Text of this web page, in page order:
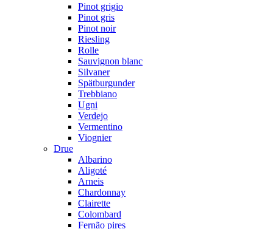
Pinot grigio
Pinot gris
Pinot noir
Riesling
Rolle
Sauvignon blanc
Silvaner
Spätburgunder
Trebbiano
Ugni
Verdejo
Vermentino
Viognier
Drue
Albarino
Aligoté
Arneis
Chardonnay
Clairette
Colombard
Fernão pires